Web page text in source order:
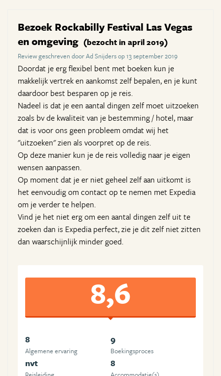
Bezoek Rockabilly Festival Las Vegas
en omgeving (bezocht in april 2019)
Review geschreven door Ad Snijders op 13 september 2019
Doordat je erg flexibel bent met boeken kun je
makkelijk vertrek en aankomst zelf bepalen, en je kunt
daardoor best besparen op je reis.
Nadeel is dat je een aantal dingen zelf moet uitzoeken
zoals bv de kwaliteit van je bestemming / hotel, maar
dat is voor ons geen probleem omdat wij het
"uitzoeken" zien als voorpret op de reis.
Op deze manier kun je de reis volledig naar je eigen
wensen aanpassen.
Op moment dat je er niet geheel zelf aan uitkomt is
het eenvoudig om contact op te nemen met Expedia
om je verder te helpen.
Vind je het niet erg om een aantal dingen zelf uit te
zoeken dan is Expedia perfect, zie je dit zelf niet zitten
dan waarschijnlijk minder goed.
8,6
8
Algemene ervaring
9
Boekingsproces
nvt 8